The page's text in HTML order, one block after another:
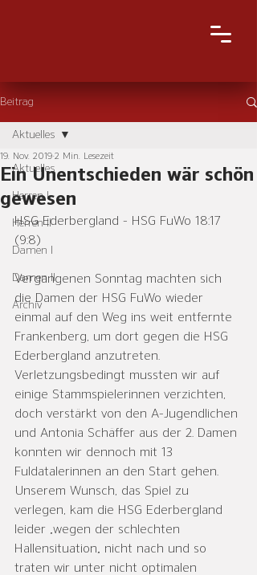
Beitrag
Aktuelles
Herren I
Herren II
Damen I
Damen II
Archiv
Aktuelles
Ein Unentschieden wär schön
gewesen
19. Nov. 2019 2 Min. Lesezeit
HSG Ederbergland - HSG FuWo 18:17
(9:8)
Vergangenen Sonntag machten sich
die Damen der HSG FuWo wieder
einmal auf den Weg ins weit entfernte
Frankenberg, um dort gegen die HSG
Ederbergland anzutreten.
Verletzungsbedingt mussten wir auf
einige Stammspielerinnen verzichten,
doch verstärkt von den A-Jugendlichen
und Antonia Schäffer aus der 2. Damen
konnten wir dennoch mit 13
Fuldatalerinnen an den Start gehen.
Unserem Wunsch, das Spiel zu
verlegen, kam die HSG Ederbergland
leider „wegen der schlechten
Hallensituation„ nicht nach und so
traten wir unter nicht optimalen